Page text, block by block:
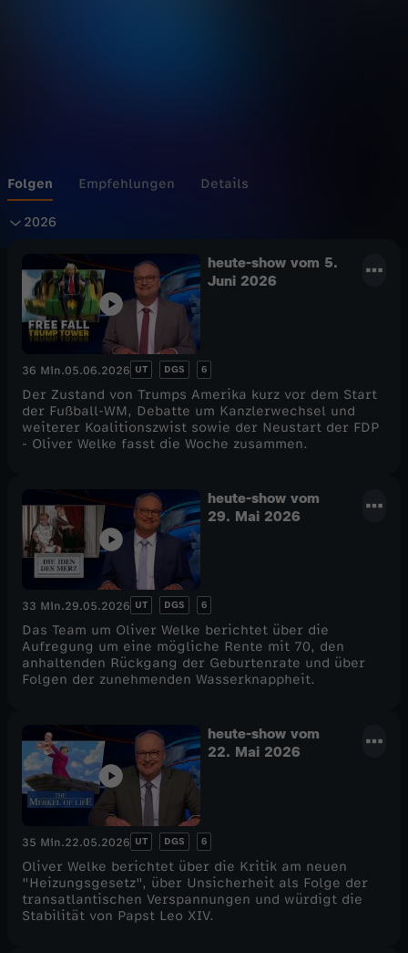
Folgen Empfehlungen Details
2026
2
heute-show vom 5.
Juni 2026
36 Min.05.06.2026 UT DGS 6
Der Zustand von Trumps Amerika kurz vor dem Start
der Fußball-WM, Debatte um Kanzlerwechsel und
weiterer Koalitionszwist sowie der Neustart der FDP
- Oliver Welke fasst die Woche zusammen.
heute-show vom
29. Mai 2026
33 Min.29.05.2026 UT DGS 6
Das Team um Oliver Welke berichtet über die
Aufregung um eine mögliche Rente mit 70, den
anhaltenden Rückgang der Geburtenrate und über
Folgen der zunehmenden Wasserknappheit.
heute-show vom
22. Mai 2026
35 Min.22.05.2026 UT DGS 6
Oliver Welke berichtet über die Kritik am neuen
"Heizungsgesetz", über Unsicherheit als Folge der
transatlantischen Verspannungen und würdigt die
Stabilität von Papst Leo XIV.